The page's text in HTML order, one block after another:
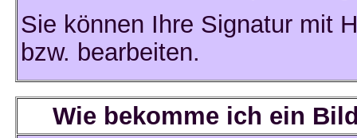
Sie können Ihre Signatur mit
bzw. bearbeiten.
Wie bekomme ich ein